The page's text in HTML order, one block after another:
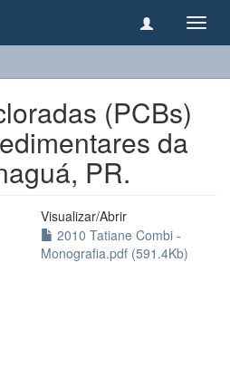
(PCBs)
da
PR.
Visualizar/Abrir
2010 Tatiane Combi -
Monografia.pdf (591.4Kb)